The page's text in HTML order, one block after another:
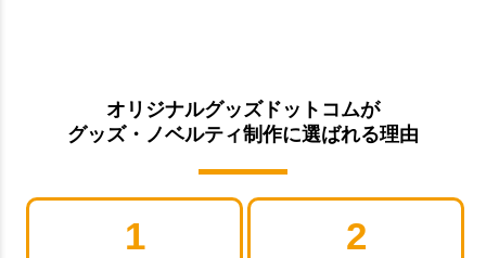
オリジナルグッズドットコムが
グッズ・ノベルティ制作に選ばれる理由
1 2